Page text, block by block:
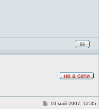
е
С10 май 2007, 12:35